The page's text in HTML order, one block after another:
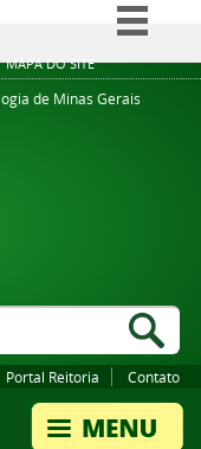
MAPA DO SITE
Simplifique!
Comunica BR
de Minas Gerais
Portal Reitoria Contato